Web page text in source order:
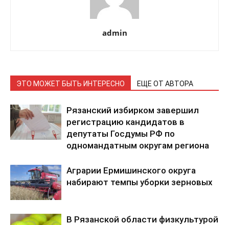
admin
ЭТО МОЖЕТ БЫТЬ ИНТЕРЕСНО ЕЩЕ ОТ АВТОРА
Рязанский избирком завершил
регистрацию кандидатов в
депутаты Госдумы РФ по
одномандатным округам региона
Аграрии Ермишинского округа
набирают темпы уборки зерновых
В Рязанской области физкультурой